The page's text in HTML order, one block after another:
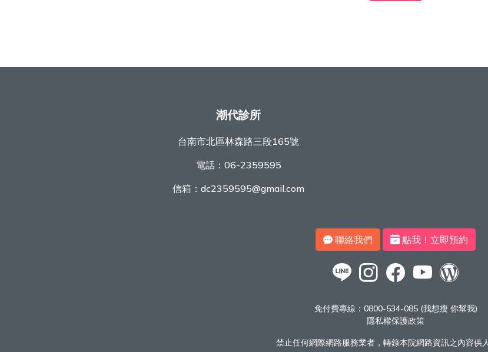
潮代診所
台南市北區林森路三段165號
電話： 06-2359595
信箱： dc2359595@gmail.com
聯絡我們 點我！立即預約
免付費專線： 0800-534-085 (我想瘦 你幫我)
隱私權保護政策
禁止任何網際網路服務業者，轉錄本院網路資訊之內容供人